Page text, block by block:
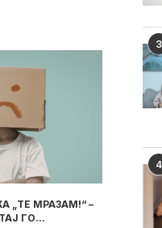
„КНИГА ШТО
ДА ЈА...
3
4